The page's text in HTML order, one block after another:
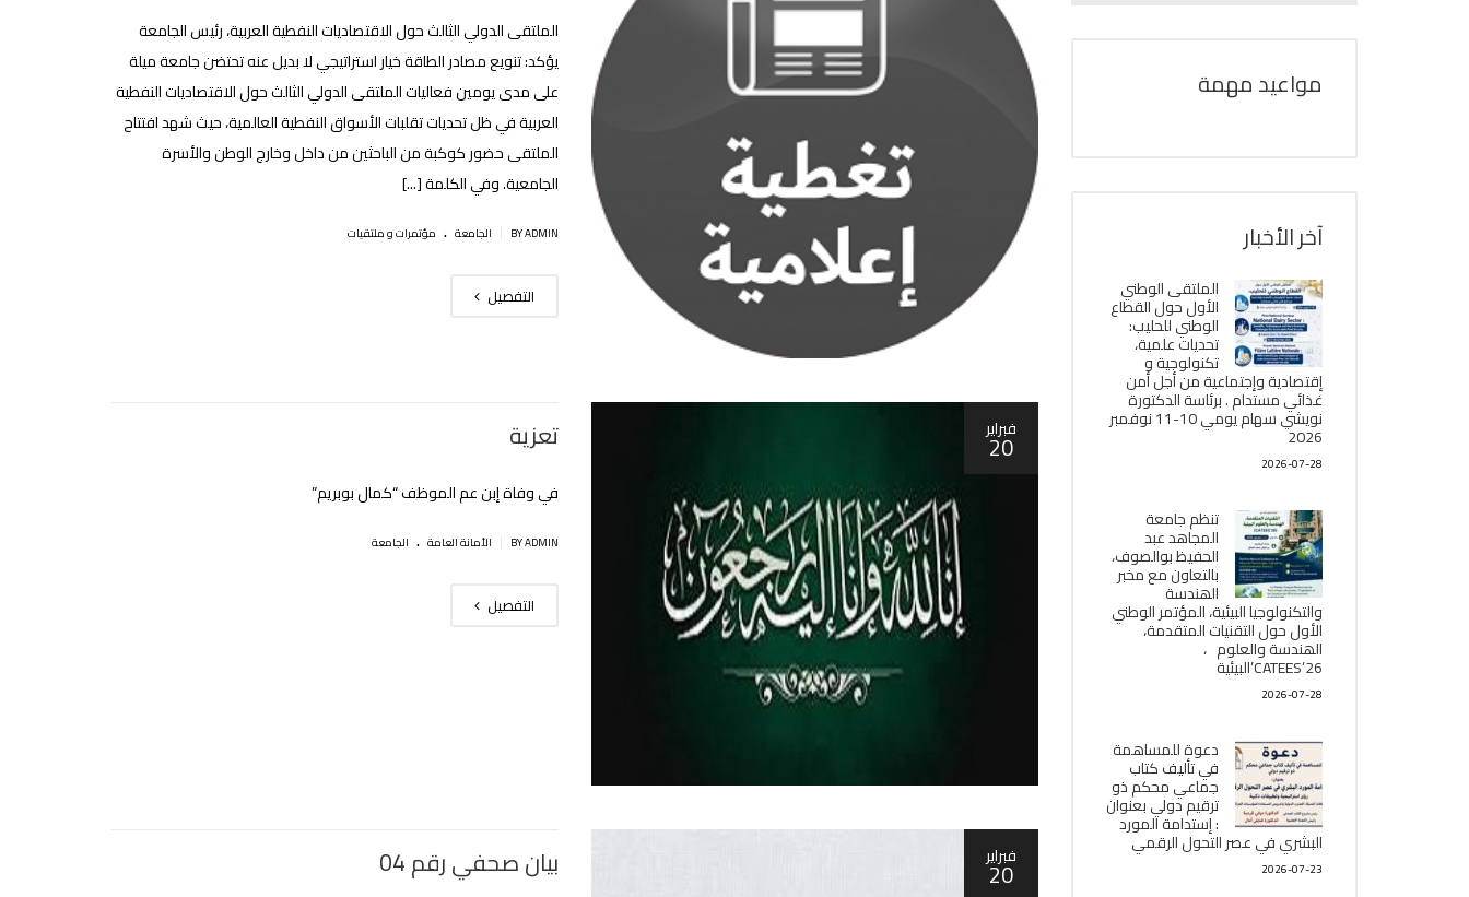
الملتقى الدولي الثالث حول الاقتصاديات النفطية العربية، رئيس الجامعة
يؤكد: تنويع مصادر الطاقة خيار استراتيجي لا بديل عنه تحتضن جامعة ميلة
على مدى يومين فعاليات الملتقى الدولي الثالث حول الاقتصاديات النفطية
العربية في ظل تحديات تقلبات الأسواق النفطية العالمية، حيث شهد افتتاح
الملتقى حضور كوكبة من الباحثين من داخل وخارج الوطن والأسرة
الجامعية. وفي الكلمة [...]
BY ADMIN الجامعة . مؤتمرات و ملتقيات
التفصيل
فبراير
20 تعزية
في وفاة إبن عم الموظف “كمال بوبريم”
BY ADMIN اﻷمانة العامة . الجامعة
التفصيل
فبراير
20 بيان صحفي رقم 04
مواعيد مهمة
آخر الأخبار
الملتقى الوطني
الأول حول القطاع
الوطني للحليب:
تحديات علمية،
تكنولوجية و
إقتصادية وإجتماعية من أجل أمن
غذائي مستدام . برئاسة الدكتورة
نويشي سهام يومي 10-11 نوفمبر
2026
2026-07-28
تنظم جامعة
المجاهد عبد
الحفيظ بوالصوف،
بالتعاون مع مخبر
الھندسة
والتكنولوجيا البیئیة، المؤتمر الوطني
الأول حول التقنيات المتقدمة،
الھندسة والعلوم ،
CATEES’26’البیئية
2026-07-28
دعوة للمساهمة
في تأليف كتاب
جماعي محكم ذو
ترقيم دولي بعنوان
: إستدامة المورد
البشري في عصر التحول الرقمي
2026-07-23